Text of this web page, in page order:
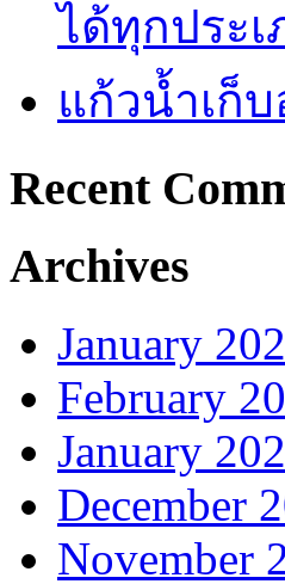
ได้ทุกประเ
แก้วน้ำเก็
Recent
Archives
January
February
January
December
November